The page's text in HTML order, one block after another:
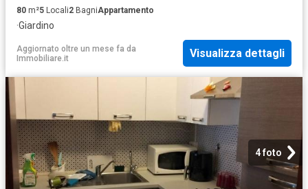
80 m²5 Locali2 BagniAppartamento
·Giardino
Aggiornato oltre un mese fa da
Immobiliare.it
Visualizza dettagli
4 foto